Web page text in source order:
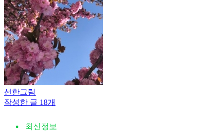
선한그림
작성한 글 18개
최신정보